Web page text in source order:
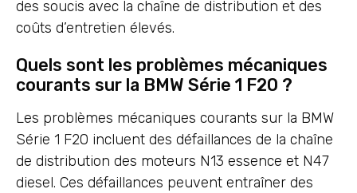
des soucis avec la chaîne de distribution et des
coûts d’entretien élevés.
Quels sont les problèmes mécaniques
courants sur la BMW Série 1 F20 ?
Les problèmes mécaniques courants sur la BMW
Série 1 F20 incluent des défaillances de la chaîne
de distribution des moteurs N13 essence et N47
diesel. Ces défaillances peuvent entraîner des